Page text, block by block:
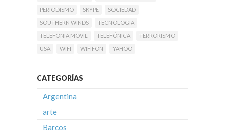
PERIODISMO
SKYPE
SOCIEDAD
SOUTHERN WINDS
TECNOLOGIA
TELEFONIA MOVIL
TELEFÓNICA
TERRORISMO
USA
WIFI WIFIFON YAHOO
CATEGORÍAS
Argentina
arte
Barcos